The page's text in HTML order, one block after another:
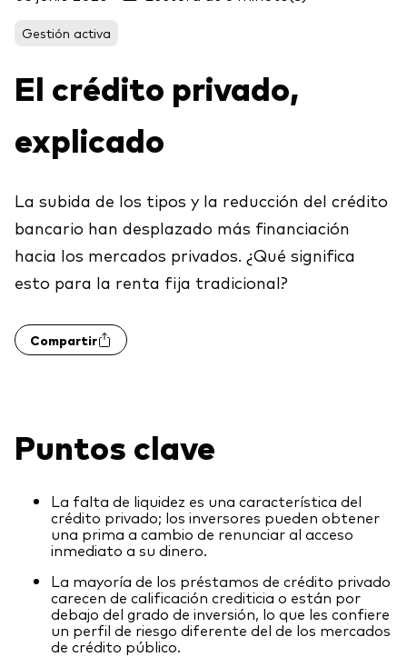
Ver fondos por tipo
Renta fija activa
Renta variable
Renta fija
Fondos indexados
Multiactivos
Nuestros productos de inversión
Renta variable
ETF
Renta fija
Multiactivos
LifeStrategy
Eventos y webinars
Análisis de la exposición a índices
Perspectiva económica y de los
mercados de Vanguard
Centro de Investigación para Asesores
(ARC)
Cuantificando el Adviser's Alpha® de Vanguard
Coaching conductual
Client Connect
Contáctanos
Generación V
Gestión activa
El crédito privado,
explicado
La subida de los tipos y la reducción del crédito
bancario han desplazado más financiación
hacia los mercados privados. ¿Qué significa
esto para la renta fija tradicional?
Compartir
Puntos clave
La falta de liquidez es una característica del
crédito privado; los inversores pueden obtener
una prima a cambio de renunciar al acceso
inmediato a su dinero.
La mayoría de los préstamos de crédito privado
carecen de calificación crediticia o están por
debajo del grado de inversión, lo que les confiere
un perfil de riesgo diferente del de los mercados
de crédito público.